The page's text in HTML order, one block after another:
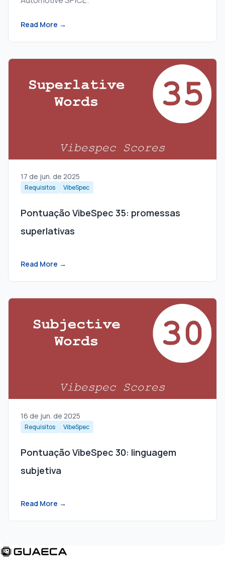
Read More →
17 de jun. de 2025
Requisitos VibeSpec
Pontuação VibeSpec 35: promessas
superlativas
Read More →
16 de jun. de 2025
Requisitos VibeSpec
Pontuação VibeSpec 30: linguagem
subjetiva
Read More →